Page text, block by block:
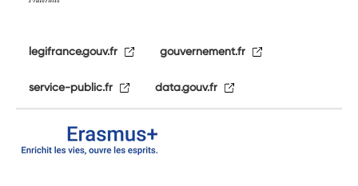
legifrance.gouv.fr gouvernement.fr
service-public.fr data.gouv.fr